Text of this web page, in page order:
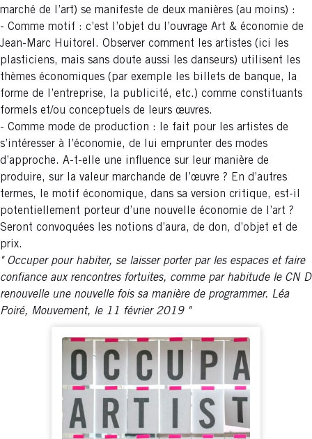
marché de l’art) se manifeste de deux manières (au moins) :
- Comme motif : c’est l’objet du l’ouvrage Art & économie de
Jean-Marc Huitorel. Observer comment les artistes (ici les
plasticiens, mais sans doute aussi les danseurs) utilisent les
thèmes économiques (par exemple les billets de banque, la
forme de l’entreprise, la publicité, etc.) comme constituants
formels et/ou conceptuels de leurs œuvres.
- Comme mode de production : le fait pour les artistes de
s’intéresser à l’économie, de lui emprunter des modes
d’approche. A-t-elle une influence sur leur manière de
produire, sur la valeur marchande de l’œuvre ? En d’autres
termes, le motif économique, dans sa version critique, est-il
potentiellement porteur d’une nouvelle économie de l’art ?
Seront convoquées les notions d’aura, de don, d’objet et de
prix.
Occuper pour habiter, se laisser porter par les espaces et faire
confiance aux rencontres fortuites, comme par habitude le CN D
renouvelle une nouvelle fois sa manière de programmer. Léa
Poiré, Mouvement, le 11 février 2019